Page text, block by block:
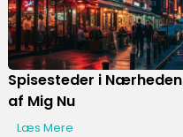
Spisesteder i Nærheden
af Mig Nu
Læs Mere